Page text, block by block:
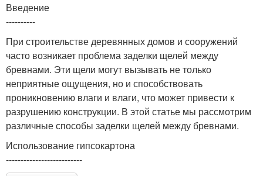
Введение
----------
При строительстве деревянных домов и сооружений
часто возникает проблема заделки щелей между
бревнами. Эти щели могут вызывать не только
неприятные ощущения, но и способствовать
проникновению влаги и влаги, что может привести к
разрушению конструкции. В этой статье мы рассмотрим
различные способы заделки щелей между бревнами.
Использование гипсокартона
--------------------------